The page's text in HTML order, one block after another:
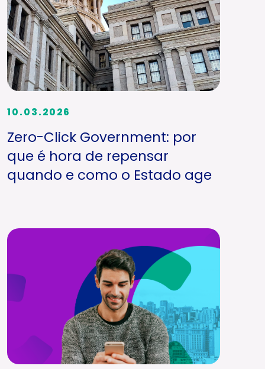
10.03.2026
Zero-Click Government: por
que é hora de repensar
quando e como o Estado age